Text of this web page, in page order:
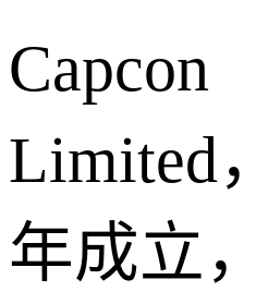
Capcon
Limited
年成立